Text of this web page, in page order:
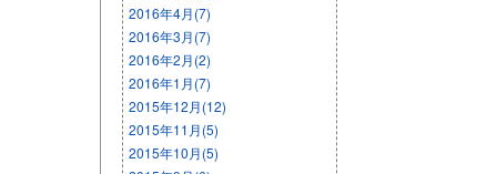
2016年4月(7)
2016年3月(7)
2016年2月(2)
2016年1月(7)
2015年12月(12)
2015年11月(5)
2015年10月(5)